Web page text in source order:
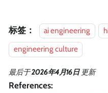
标签： ai engineering
engineering culture
最后于2026年4月16日 更新
References: